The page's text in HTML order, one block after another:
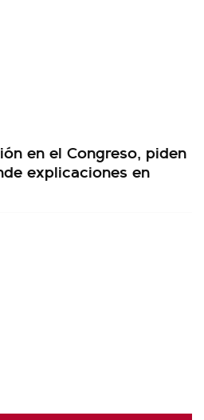
en el Congreso, piden
explicaciones en